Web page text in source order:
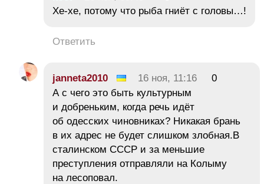
Хе-хе, потому что рыба гниёт с головы…!
Ответить
janneta2010 16 ноя, 11:16
0
А с чего это быть культурным
и добреньким, когда речь идёт
об одесских чиновниках? Никакая брань
в их адрес не будет слишком злобная.В
сталинском СССР и за меньшие
преступления отправляли на Колыму
на лесоповал.